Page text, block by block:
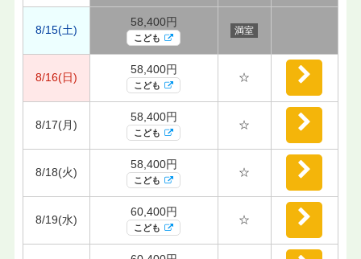
8/15(土)
58,400円
こども
満室
8/16(日)
58,400円
こども
☆
8/17(月)
58,400円
こども
☆
8/18(火)
58,400円
こども
☆
8/19(水)
60,400円
こども
☆